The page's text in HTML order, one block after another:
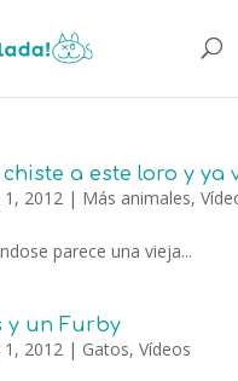
a este loro y ya
1, 2012| Más animales,
parece una vieja...
y un Furby
1, 2012| Gatos, Vídeos